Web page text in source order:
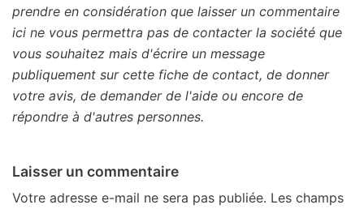
prendre en considération que laisser un commentaire
ici ne vous permettra pas de contacter la société que
vous souhaitez mais d'écrire un message
publiquement sur cette fiche de contact, de donner
votre avis, de demander de l'aide ou encore de
répondre à d'autres personnes.
Laisser un commentaire
Votre adresse e-mail ne sera pas publiée. Les champs